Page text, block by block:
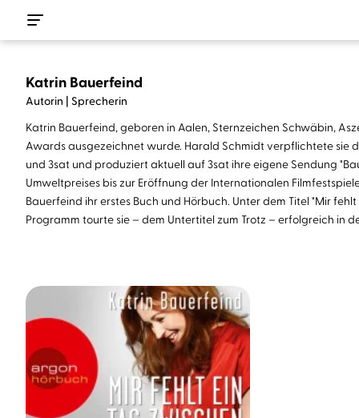
Katrin Bauerfeind
Autorin | Sprecherin
Katrin Bauerfeind, geboren in Aalen, Sternzeichen Schwäbin,
Awards ausgezeichnet wurde. Harald Schmidt verpflichtete sie
und 3sat und produziert aktuell auf 3sat ihre eigene Sendung
Umweltpreises bis zur Eröffnung der Internationalen
Bauerfeind ihr erstes Buch und Hörbuch. Unter dem Titel "Mir
Programm tourte sie – dem Untertitel zum Trotz – erfolgreich in